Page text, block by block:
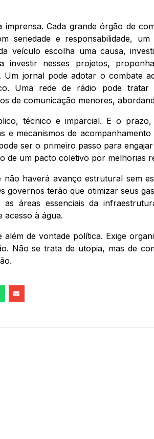
Cada grande órgão de
seriedade e responsabilidade,
veículo escolha uma causa,
investir nesses projetos,
Um jornal pode adotar o combate
Uma rede de rádio pode
de comunicação menores,
técnico e imparcial. E o
e mecanismos de
ser o primeiro passo para
de um pacto coletivo por melhorias
haverá avanço estrutural sem
governos terão que otimizar seus
áreas essenciais da
acesso à água.
de vontade política. Exige
Não se trata de utopia, mas de